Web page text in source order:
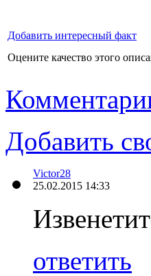
Добавить интересный факт
Оцените качество этого
Добавить
Victor28
25.02.2015 14:33
ответить